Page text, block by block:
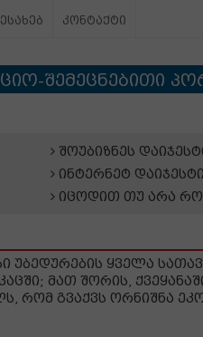
კონტაქტი
შემეცნებითი
შოუბიზნეს
ინტერნეტ დაიჯესტი
იცოდით თუ არა
უბედურების ყველა
მათ შორის,
რომ გვაქვს ორნიშნა